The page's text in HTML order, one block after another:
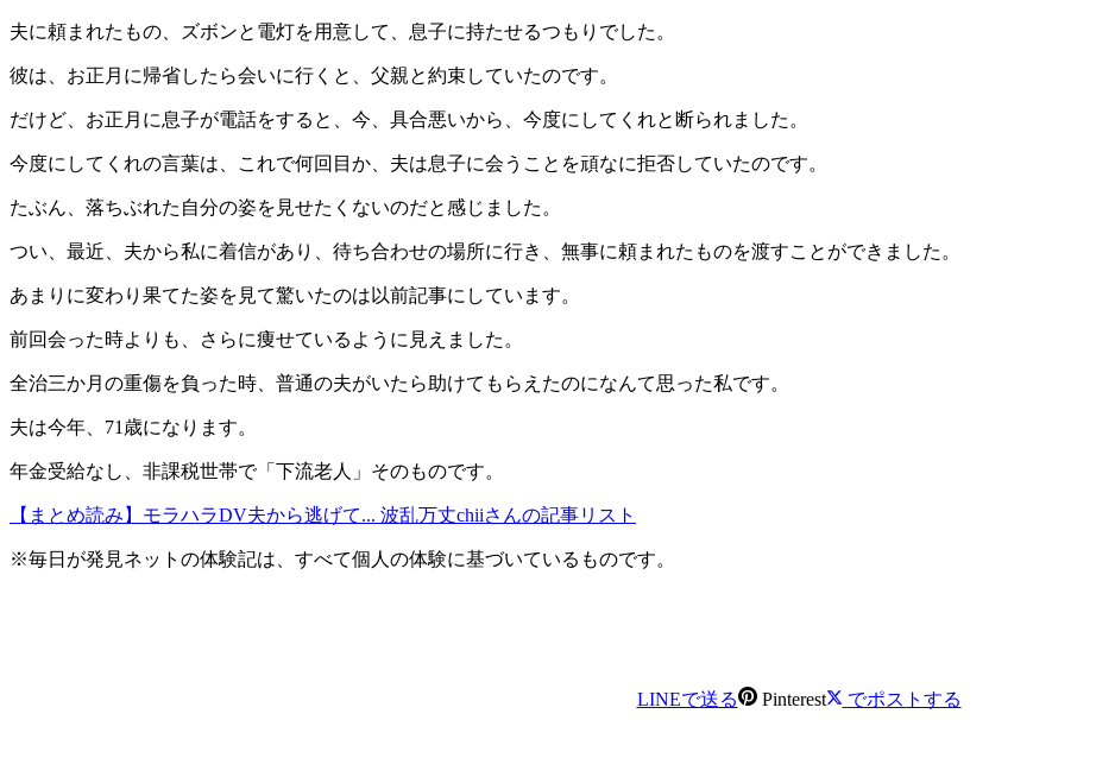
夫に頼まれたもの、ズボンと電灯を用意して、息子に持たせるつもりでした。
彼は、お正月に帰省したら会いに行くと、父親と約束していたのです。
だけど、お正月に息子が電話をすると、今、具合悪いから、今度にしてくれと断られました。
今度にしてくれの言葉は、これで何回目か、夫は息子に会うことを頑なに拒否していたのです。
たぶん、落ちぶれた自分の姿を見せたくないのだと感じました。
つい、最近、夫から私に着信があり、待ち合わせの場所に行き、無事に頼まれたものを渡すことができました。
あまりに変わり果てた姿を見て驚いたのは以前記事にしています。
前回会った時よりも、さらに痩せているように見えました。
全治三か月の重傷を負った時、普通の夫がいたら助けてもらえたのになんて思った私です。
夫は今年、71歳になります。
年金受給なし、非課税世帯で「下流老人」そのものです。
【まとめ読み】モラハラDV夫から逃げて... 波乱万丈chiiさんの記事リスト
※毎日が発見ネットの体験記は、すべて個人の体験に基づいているものです。
LINEで送る Pinterest でポストする